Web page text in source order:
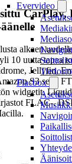
Evervideo
Flacbox
CarPlay,
alkaen
10 uutta tapaa
Jellyfin,
S3 sekä
widgetit,
FLAC-,